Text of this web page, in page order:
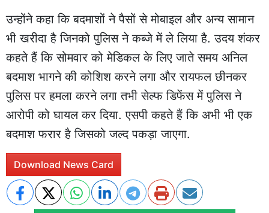
उन्होंने कहा कि बदमाशों ने पैसों से मोबाइल और अन्य सामान
भी खरीदा है जिनको पुलिस ने कब्जे में ले लिया है. उदय शंकर
कहते हैं कि सोमवार को मेडिकल के लिए जाते समय अनिल
बदमाश भागने की कोशिश करने लगा और रायफल छीनकर
पुलिस पर हमला करने लगा तभी सेल्फ डिफेंस में पुलिस ने
आरोपी को घायल कर दिया. एसपी कहते हैं कि अभी भी एक
बदमाश फरार है जिसको जल्द पकड़ा जाएगा.
Download News Card